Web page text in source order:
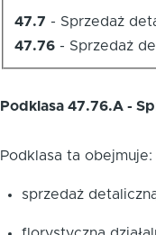
47.7 - Sprzedaż
47.76 - Sprzedaż
Podklasa 47.76.A -
Podklasa ta obejmuje:
sprzedaż